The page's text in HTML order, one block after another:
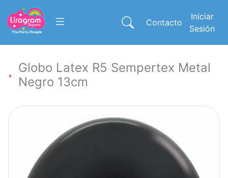
Contacto
Iniciar
Sesión
Globo Latex R5 Sempertex Metal
Negro 13cm